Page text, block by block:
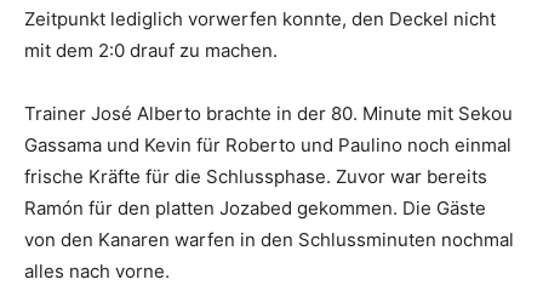
Zeitpunkt lediglich vorwerfen konnte, den Deckel nicht
mit dem 2:0 drauf zu machen.
Trainer José Alberto brachte in der 80. Minute mit Sekou
Gassama und Kevin für Roberto und Paulino noch einmal
frische Kräfte für die Schlussphase. Zuvor war bereits
Ramón für den platten Jozabed gekommen. Die Gäste
von den Kanaren warfen in den Schlussminuten nochmal
alles nach vorne.